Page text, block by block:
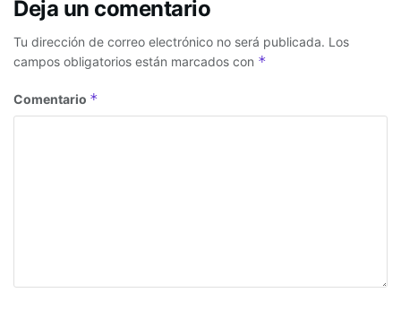
Deja un comentario
Tu dirección de correo electrónico no será publicada. Los
campos obligatorios están marcados con *
Comentario *